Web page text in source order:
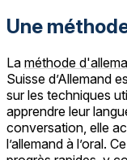
Une
La méthode
Suisse d’Allemand
sur les techniques
apprendre leur
conversation, elle
l’allemand à l’oral.